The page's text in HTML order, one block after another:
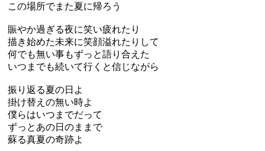
この場所でまた夏に帰ろう
賑やか過ぎる夜に笑い疲れたり
描き始めた未来に笑顔溢れたりして
何でも無い事もずっと語り合えた
いつまでも続いて行くと信じながら
振り返る夏の日よ
掛け替えの無い時よ
僕らはいつまでだって
ずっとあの日のままで
蘇る真夏の奇跡よ